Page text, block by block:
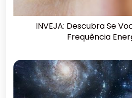
INVEJA: Descubra Se
Frequência